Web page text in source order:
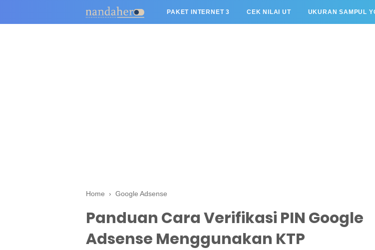
PAKET INTERNET 3 CEK NILAI UT UKURAN SAMPUL
Home › Google Adsense
Panduan Cara Verifikasi PIN Google
Adsense Menggunakan KTP